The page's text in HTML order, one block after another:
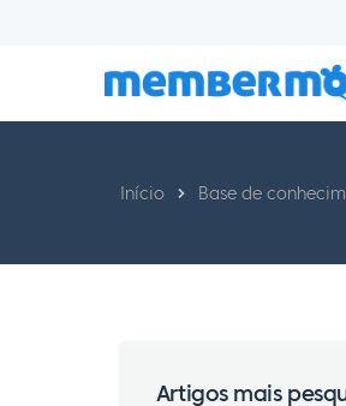
Início Base de
Artigos mais